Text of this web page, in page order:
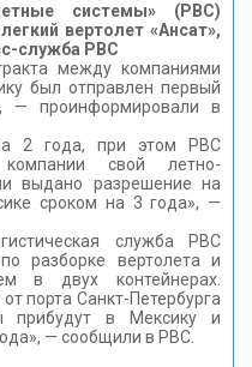
системы» (РВС)
вертолет «Ансат»,
служба РВС
между компаниями
был отправлен первый
— проинформировали в
2 года, при этом РВС
компании свой летно-
выдано разрешение на
сроком на 3 года», —
служба РВС
разборке вертолета и
в двух контейнерах.
порта Санкт-Петербурга
прибудут в Мексику и
— сообщили в РВС.